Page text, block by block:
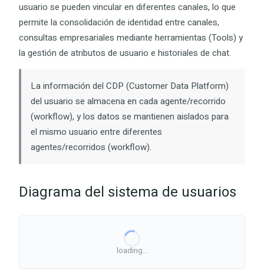
usuario se pueden vincular en diferentes canales, lo que
permite la consolidación de identidad entre canales,
consultas empresariales mediante herramientas (Tools) y
la gestión de atributos de usuario e historiales de chat.
La información del CDP (Customer Data Platform)
del usuario se almacena en cada agente/recorrido
(workflow), y los datos se mantienen aislados para
el mismo usuario entre diferentes
agentes/recorridos (workflow).
Diagrama del sistema de usuarios
loading...